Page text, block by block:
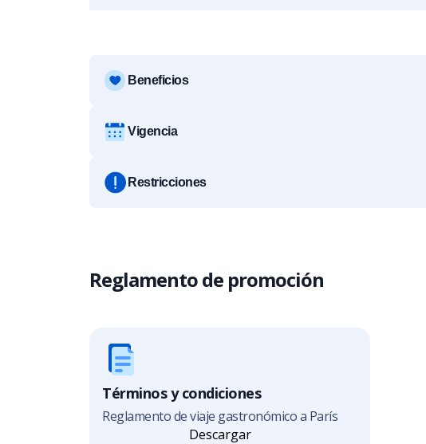
Beneficios
Vigencia
Restricciones
Reglamento de promoción
Términos y condiciones
Reglamento de viaje gastronómico a París
Descargar